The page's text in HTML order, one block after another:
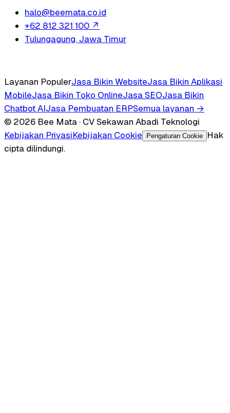
halo@beemata.co.id
+62 812 321 100 ↗
Tulungagung, Jawa Timur
Layanan PopulerJasa Bikin WebsiteJasa Bikin Aplikasi
MobileJasa Bikin Toko OnlineJasa SEOJasa Bikin
Chatbot AIJasa Pembuatan ERPSemua layanan →
© 2026 Bee Mata · CV Sekawan Abadi Teknologi
Kebijakan PrivasiKebijakan Cookie Pengaturan Cookie
Hak
cipta dilindungi.